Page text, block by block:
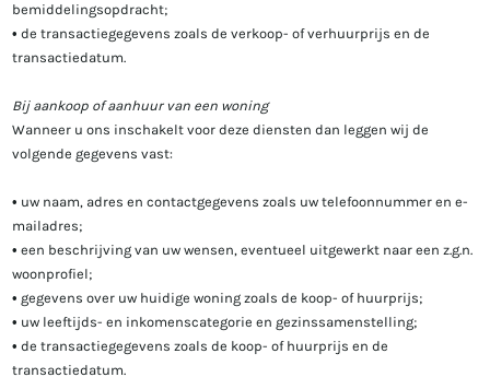
bemiddelingsopdracht;
• de transactiegegevens zoals de verkoop- of verhuurprijs en de
transactiedatum.
Bij aankoop of aanhuur van een woning
Wanneer u ons inschakelt voor deze diensten dan leggen wij de
volgende gegevens vast:
• uw naam, adres en contactgegevens zoals uw telefoonnummer en e-
mailadres;
• een beschrijving van uw wensen, eventueel uitgewerkt naar een z.g.n.
woonprofiel;
• gegevens over uw huidige woning zoals de koop- of huurprijs;
• uw leeftijds- en inkomenscategorie en gezinssamenstelling;
• de transactiegegevens zoals de koop- of huurprijs en de
transactiedatum.